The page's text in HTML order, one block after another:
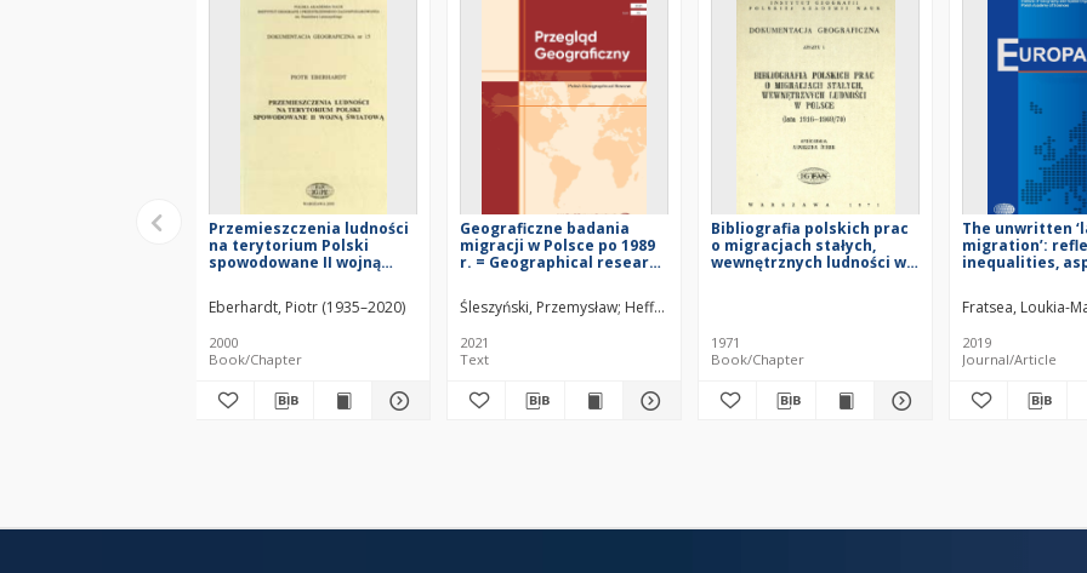
Przemieszczenia ludności
na terytorium Polski
spowodowane II wojną
Eberhardt, Piotr (1935–2020)
2000
Book/Chapter
Geograficzne badania
migracji w Polsce po 1989
r. = Geographical research
after 1989
Śleszyński, Przemysław Heffner, Krystian Wiśniewski, Rafał
2021
Text
Bibliografia polskich prac
o migracjach stałych,
wewnętrznych ludności w
1971
Book/Chapter
The unwritten
migration’:
inequalities,
Fratsea, Loukia-
2019
Journal/Article